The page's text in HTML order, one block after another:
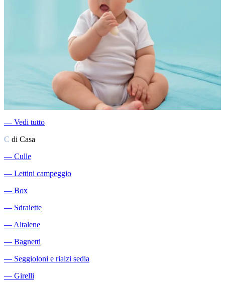
― Vedi tutto
C di Casa
― Culle
― Lettini campeggio
― Box
― Sdraiette
―Altalene
― Bagnetti
― Seggioloni e rialzi sedia
― Girelli